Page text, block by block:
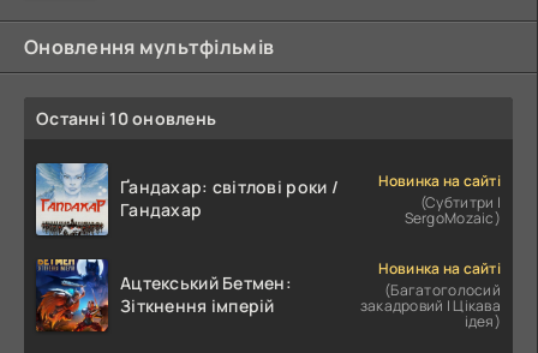
Оновлення мультфільмів
Останні 10 оновлень
Ґандахар: світлові роки /
Гандахар
Новинка на сайті
(Субтитри |
SergoMozaic)
Ацтекський Бетмен:
Зіткнення імперій
Новинка на сайті
(Багатоголосий
закадровий | Цікава
ідея)